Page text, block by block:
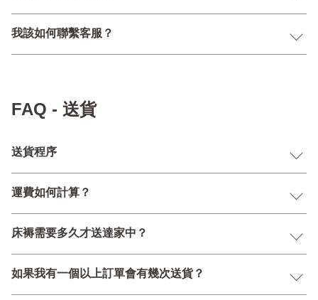
我該如何聯繫客服？
FAQ - 送貨
送貨程序
運費如何計算？
床褥需要多久才送達家中？
如果我有一個以上訂單會有幾次送貨？